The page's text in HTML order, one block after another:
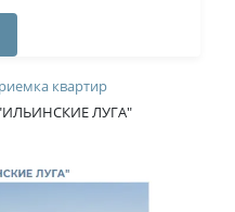
квартир
ЛУГА"